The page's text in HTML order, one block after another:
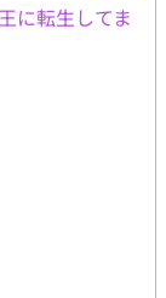
に転生してま